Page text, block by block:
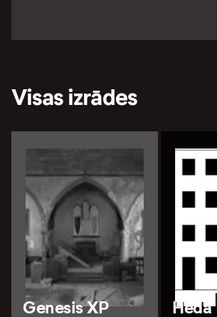
Visas izrādes
Genesis XP Heda